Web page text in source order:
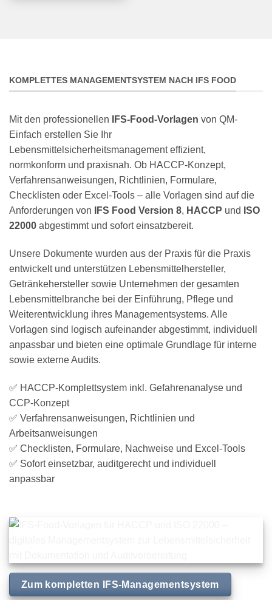
KOMPLETTES MANAGEMENTSYSTEM NACH IFS FOOD
Mit den professionellen IFS-Food-Vorlagen von QM-
Einfach erstellen Sie Ihr
Lebensmittelsicherheitsmanagement effizient,
normkonform und praxisnah. Ob HACCP-Konzept,
Verfahrensanweisungen, Richtlinien, Formulare,
Checklisten oder Excel-Tools – alle Vorlagen sind auf die
Anforderungen von
IFS Food Version 8, HACCP und ISO
22000 abgestimmt und sofort einsatzbereit.
Unsere Dokumente wurden aus der Praxis für die Praxis
entwickelt und unterstützen Lebensmittelhersteller,
Getränkehersteller sowie Unternehmen der gesamten
Lebensmittelbranche bei der Einführung, Pflege und
Weiterentwicklung ihres Managementsystems. Alle
Vorlagen sind logisch aufeinander abgestimmt, individuell
anpassbar und bieten eine optimale Grundlage für interne
sowie externe Audits.
✅ HACCP-Komplettsystem inkl. Gefahrenanalyse und
CCP-Konzept
✅ Verfahrensanweisungen, Richtlinien und
Arbeitsanweisungen
✅ Checklisten, Formulare, Nachweise und Excel-Tools
✅ Sofort einsetzbar, auditgerecht und individuell
anpassbar
Zum kompletten IFS-Managementsystem